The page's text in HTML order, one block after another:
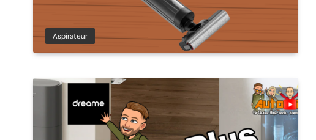
Aspirateur